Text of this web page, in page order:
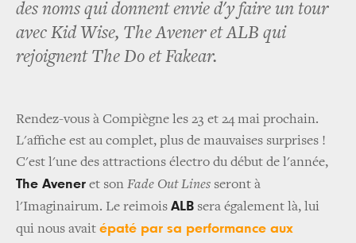
des noms qui donnent envie d'y faire un tour
avec Kid Wise, The Avener et ALB qui
rejoignent The Do et Fakear.
Rendez-vous à Compiègne les 23 et 24 mai prochain.
L'affiche est au complet, plus de mauvaises surprises !
C'est l'une des attractions électro du début de l'année,
The Avener et son Fade Out Lines seront à
l'Imaginairum. Le reimois ALB sera également là, lui
qui nous avait épaté par sa performance aux